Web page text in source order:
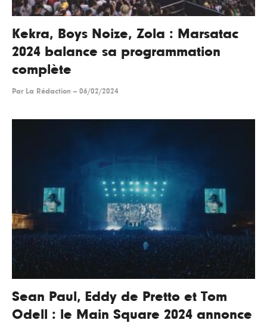
Kekra, Boys Noize, Zola : Marsatac
2024 balance sa programmation
complète
Par La Rédaction -- 06/02/2024
Sean Paul, Eddy de Pretto et Tom
Odell : le Main Square 2024 annonce